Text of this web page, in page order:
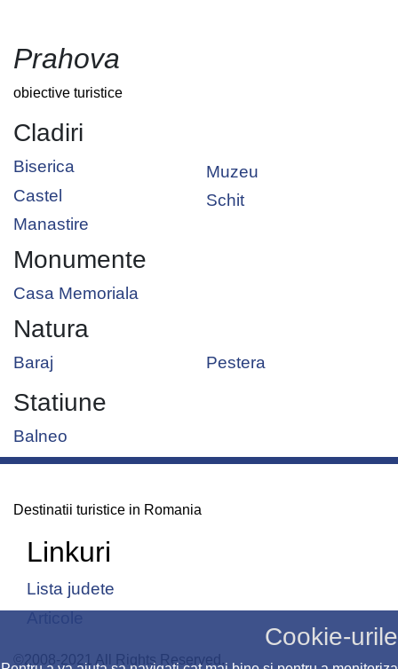
Cookie-urile
Prahova
obiective turistice
Cladiri
Biserica
Castel
Manastire
Muzeu
Schit
Monumente
Casa Memoriala
Natura
Baraj Pestera
Statiune
Balneo
Destinatii turistice in Romania
Linkuri
Lista judete
©2008-2021 All Rights Reserved.